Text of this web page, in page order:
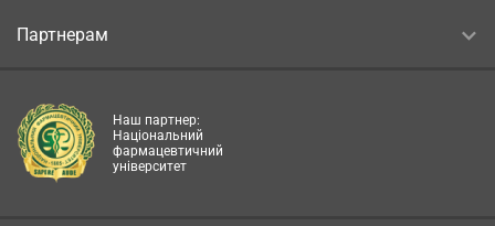
Партнерам
Наш партнер:
Національний
фармацевтичний
університет